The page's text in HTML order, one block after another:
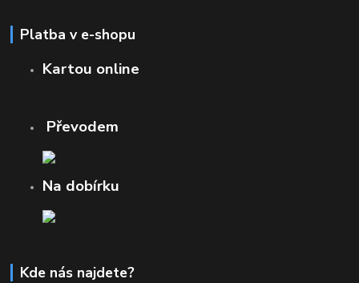
Platba v e-shopu
Kartou online
Převodem
Na dobírku
Kde nás najdete?